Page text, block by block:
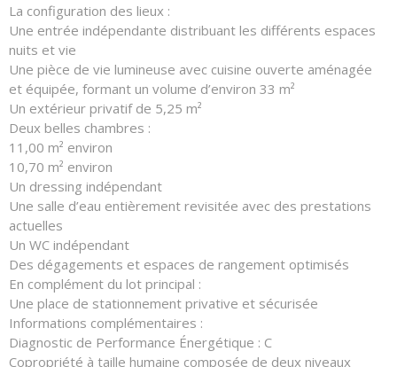
La configuration des lieux :
Une entrée indépendante distribuant les différents espaces
nuits et vie
Une pièce de vie lumineuse avec cuisine ouverte aménagée
et équipée, formant un volume d’environ 33 m²
Un extérieur privatif de 5,25 m²
Deux belles chambres :
11,00 m² environ
10,70 m² environ
Un dressing indépendant
Une salle d’eau entièrement revisitée avec des prestations
actuelles
Un WC indépendant
Des dégagements et espaces de rangement optimisés
En complément du lot principal :
Une place de stationnement privative et sécurisée
Informations complémentaires :
Diagnostic de Performance Énergétique : C
Copropriété à taille humaine composée de deux niveaux